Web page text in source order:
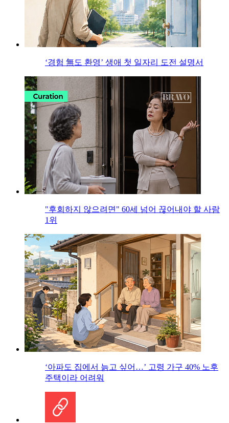
‘경험 無도 환영’ 생애 첫 일자리 도전 설명서
"후회하지 않으려면" 60세 넘어 끊어내야 할 사람
1위
‘아파도 집에서 늙고 싶어…’ 고령 가구 40% 노후
주택이라 어려워